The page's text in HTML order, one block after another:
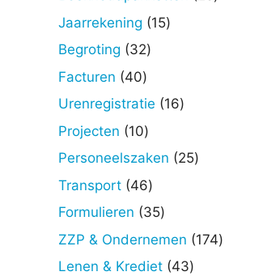
Jaarrekening 1515
Begroting 3232
Facturen 4040
producten
Urenregistratie 1616
Projecten 1010
producten
Personeelszaken 2525
Transport 4646
producten
Formulieren 3535
producten
ZZP & Ondernemen 174174
Lenen & Krediet 4343